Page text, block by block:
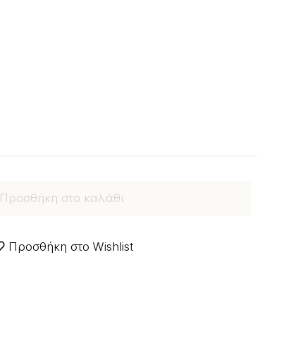
Προσθήκη στο καλάθι
Προσθήκη στο Wishlist